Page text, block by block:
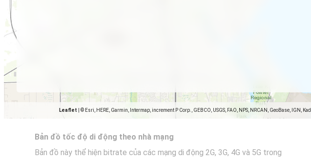
Leaflet © Esri, HERE, Garmin, Intermap, increment P Corp., GEBCO, USGS, FAO, NPS, NRCAN, GeoBase,
Bản đồ tốc độ di động theo nhà mạng
Bản đồ này thể hiện bitrate của các mạng di động 2G, 3G, 4G và 5G trong